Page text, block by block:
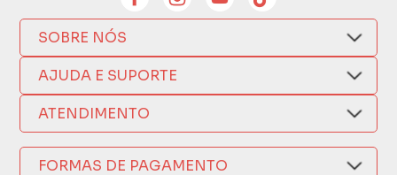
SOBRE NÓS
Quem Somos
Compra Segura
Como Comprar
Nossas Lojas
Política de Privacidade
AJUDA E SUPORTE
Nosso Aplicativo
Trocas e Devoluções
Formas de Pagamento
Fretes e Entregas
ATENDIMENTO
Fale por WhatsApp
(17) 3209-9595
FORMAS DE PAGAMENTO